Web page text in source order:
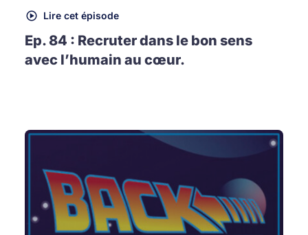
Lire cet épisode
Ep. 84 : Recruter dans le bon sens
avec l’humain au cœur.